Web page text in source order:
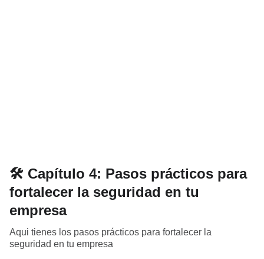
🛠️ Capítulo 4: Pasos prácticos para
fortalecer la seguridad en tu
empresa
Aqui tienes los pasos prácticos para fortalecer la
seguridad en tu empresa